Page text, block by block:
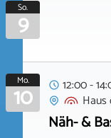
So.
9
Mo.
10
12:00 -
Haus
Näh- &